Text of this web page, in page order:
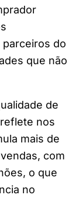
do
que não
de
nos
mais de
com
o que
no